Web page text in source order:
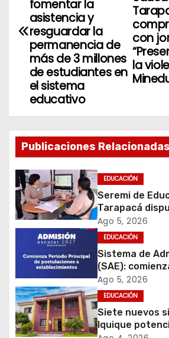
e
i
ó
n
d
n
t
con
la
fomentar la
asistencia y
resguardar la
permanencia de
más de 3 millones
de estudiantes en
el sistema
educativo
Publicaciones Relacionadas
EDUCACIÓN
Seremi de
Tarapacá
facilitadores
proceso de
2027
Ago 5, 2026
EDUCACIÓN
Sistema de
(SAE):
postulaciones a
Ago 5, 2026
EDUCACIÓN
Siete nuevos
Iquique